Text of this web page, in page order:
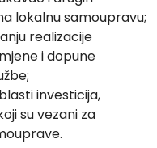
lokalnu samoupravu;
realizacije
i dopune
investicija,
su vezani za